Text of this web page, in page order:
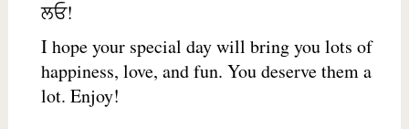
ਲਓ!
I hope your special day will bring you lots of
happiness, love, and fun. You deserve them a
lot. Enjoy!